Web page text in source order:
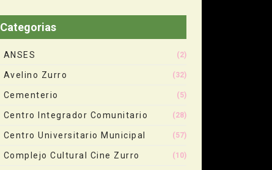
Categorias
ANSES (2)
Avelino Zurro (32)
Cementerio (5)
Centro Integrador Comunitario (28)
Centro Universitario Municipal (57)
Complejo Cultural Cine Zurro (10)